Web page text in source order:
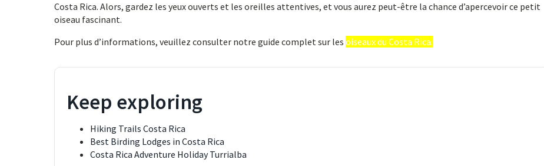
Costa Rica. Alors, gardez les yeux ouverts et les oreilles attentives, et vous aurez peut-être la chance d’apercevoir ce petit
oiseau fascinant.
Pour plus d’informations, veuillez consulter notre guide complet sur les oiseaux du Costa Rica.
Keep exploring
Hiking Trails Costa Rica
Best Birding Lodges in Costa Rica
Costa Rica Adventure Holiday Turrialba